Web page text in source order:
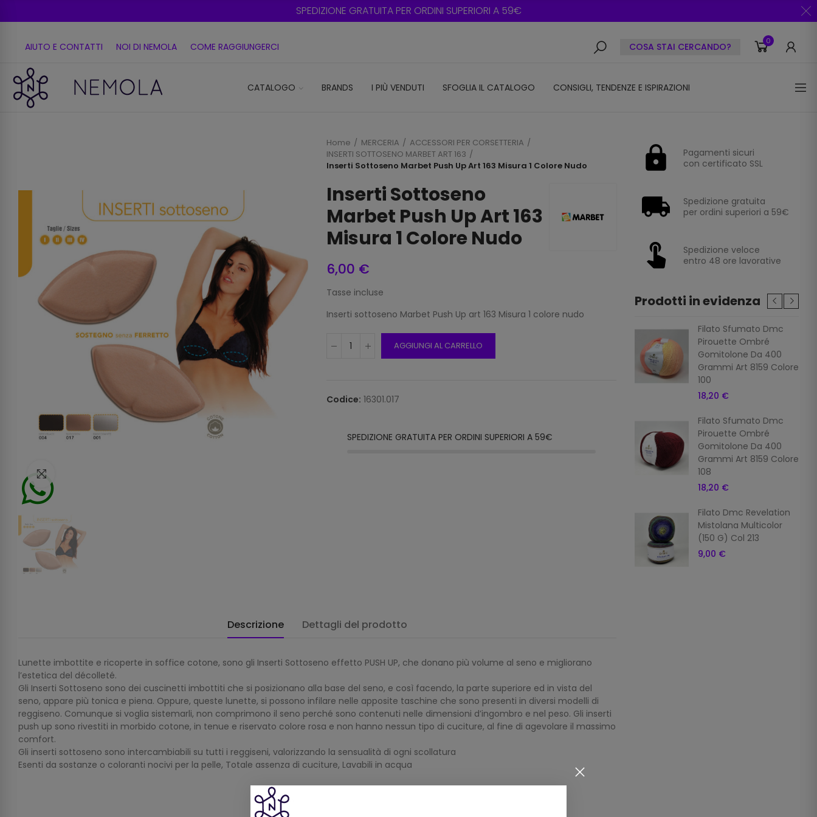
SPEDIZIONE GRATUITA PER ORDINI SUPERIORI A 59€
AIUTO E CONTATTI NOI DI NEMOLA COME RAGGIUNGERCI COSA STAI CERCANDO? 0
CATALOGO BRANDS I PIÙ VENDUTI SFOGLIA IL CATALOGO CONSIGLI, TENDENZE E ISPIRAZIONI
Home MERCERIA
ACCESSORI PER CORSETTERIA
INSERTI SOTTOSENO MARBET ART 163
Inserti Sottoseno Marbet Push Up Art 163 Misura 1 Colore Nudo
Inserti Sottoseno
Marbet Push Up Art 163
Misura 1 Colore Nudo
6,00 €
Tasse incluse
Inserti sottoseno Marbet Push Up art 163 Misura 1 colore nudo
AGGIUNGI AL CARRELLO
Codice: 16301.017
SPEDIZIONE GRATUITA PER ORDINI SUPERIORI A 59€
Descrizione Dettagli del prodotto
Lunette imbottite e ricoperte in soffice cotone, sono gli Inserti Sottoseno effetto PUSH UP, che donano più volume al seno e migliorano
l’estetica del décolleté.
Gli Inserti Sottoseno sono dei cuscinetti imbottiti che si posizionano alla base del seno, e così facendo, la parte superiore ed in vista del
seno, appare più tonica e piena. Oppure, queste lunette, si possono infilare nelle apposite taschine che sono presenti in diversi modelli di
reggiseno. Comunque si voglia sistemarli, non comprimono il seno perché sono contenuti nelle dimensioni d’ingombro e nel peso. Gli inserti
push up sono rivestiti in morbido cotone, in tenue e riservato colore rosa e non hanno nessun tipo di cuciture, al fine di agevolare il massimo
comfort.
Gli inserti sottoseno sono intercambiabili su tutti i reggiseni, valorizzando la sensualità di ogni scollatura
Esenti da sostanze o coloranti nocivi per la pelle, Totale assenza di cuciture, Lavabili in acqua
Pagamenti sicuri
con certificato SSL
Spedizione gratuita
per ordini superiori a 59€
Spedizione veloce
entro 48 ore lavorative
Prodotti in evidenza
(150 G) Col 215
Filato Sfumato Dmc
Pirouette Ombré
Gomitolone Da 400
Grammi Art 8159 Colore
100
18,20 €
Filato Sfumato Dmc
Pirouette Ombré
Gomitolone Da 400
Grammi Art 8159 Colore
108
18,20 €
Filato Dmc Revelation
Mistolana Multicolor
(150 G) Col 213
9,00 €